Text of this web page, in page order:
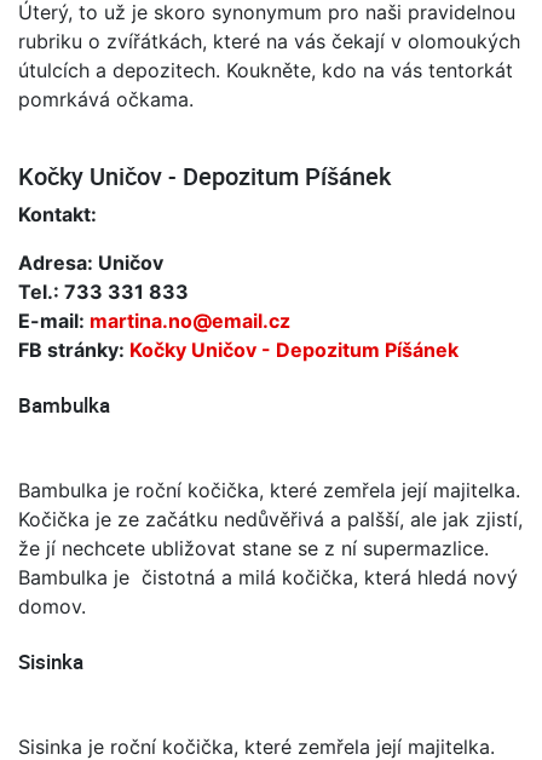
Úterý, to už je skoro synonymum pro naši pravidelnou
rubriku o zvířátkách, které na vás čekají v olomoukých
útulcích a depozitech. Koukněte, kdo na vás tentorkát
pomrkává očkama.
Kočky Uničov - Depozitum Píšánek
Kontakt:
Adresa: Uničov
Tel.: 733 331 833
E-mail: martina.no@email.cz
FB stránky: Kočky Uničov - Depozitum Píšánek
Bambulka
Bambulka je roční kočička, které zemřela její majitelka.
Kočička je ze začátku nedůvěřivá a palšší, ale jak zjistí,
že jí nechcete ubližovat stane se z ní supermazlice.
Bambulka je čistotná a milá kočička, která hledá nový
domov.
Sisinka
Sisinka je roční kočička, které zemřela její majitelka.